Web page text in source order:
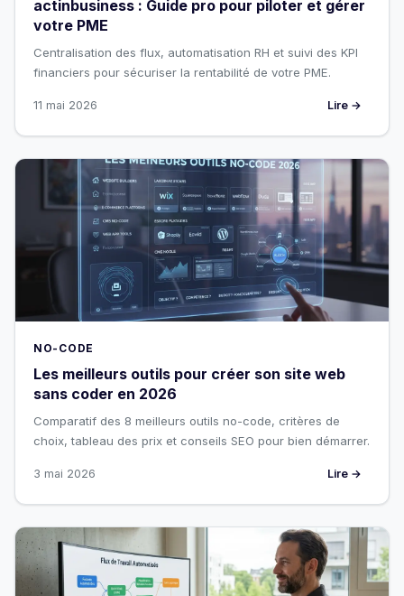
actinbusiness : Guide pro pour piloter et gérer
votre PME
Centralisation des flux, automatisation RH et suivi des KPI
financiers pour sécuriser la rentabilité de votre PME.
11 mai 2026 Lire →
NO-CODE
Les meilleurs outils pour créer son site web
sans coder en 2026
Comparatif des 8 meilleurs outils no-code, critères de
choix, tableau des prix et conseils SEO pour bien démarrer.
3 mai 2026 Lire →